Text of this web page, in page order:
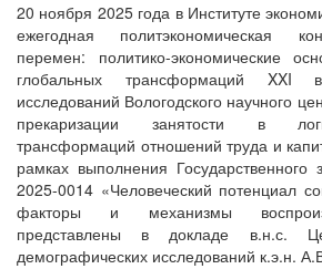
20 ноября 2025 года в Институте
ежегодная политэкономическая
перемен: политико-экономические
глобальных трансформаций XXI
исследований Вологодского научного
прекаризации занятости в
трансформаций отношений труда и
рамках выполнения
2025-0014 «Человеческий потенциал
факторы и механизмы
представлены в докладе в.н.с.
демографических исследований к.э.н.